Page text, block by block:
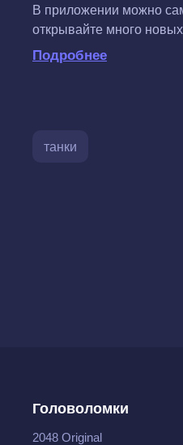
В приложении можно
открывайте много
Подробнее
танки
Головоломки
2048 Original